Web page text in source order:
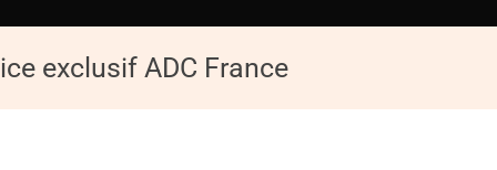
exclusif ADC France